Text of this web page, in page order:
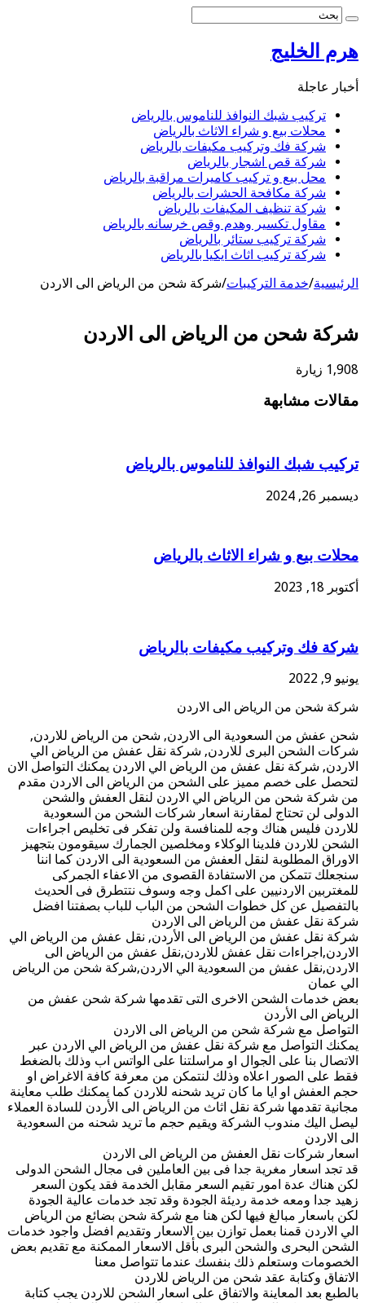
هرم الخليج
أخبار عاجلة
تركيب شبك النوافذ للناموس بالرياض
محلات بيع و شراء الاثاث بالرياض
شركة فك وتركيب مكيفات بالرياض
شركة قص اشجار بالرياض
محل بيع و تركيب كاميرات مراقبة بالرياض
شركة مكافحة الحشرات بالرياض
شركة تنظيف المكيفات بالرياض
مقاول تكسير وهدم وقص خرسانه بالرياض
شركة تركيب ستائر بالرياض
شركة تركيب اثاث ايكيا بالرياض
الرئيسية/خدمة التركيبات/شركة شحن من الرياض الى الاردن
شركة شحن من الرياض الى الاردن
1,908 زيارة
مقالات مشابهة
تركيب شبك النوافذ للناموس بالرياض
ديسمبر 26, 2024
محلات بيع و شراء الاثاث بالرياض
أكتوبر 18, 2023
شركة فك وتركيب مكيفات بالرياض
يونيو 9, 2022
شركة شحن من الرياض الى الاردن
شحن عفش من السعودية الى الاردن, شحن من الرياض للاردن,
شركات الشحن البرى للاردن, شركة نقل عفش من الرياض الي
الاردن, شركة نقل عفش من الرياض الي الاردن يمكنك التواصل الان
لتحصل على خصم مميز على الشحن من الرياض الى الاردن مقدم
من شركة شحن من الرياض الي الاردن لنقل العفش والشحن
الدولى لن تحتاج لمقارنة اسعار شركات الشحن من السعودية
للاردن فليس هناك وجه للمنافسة ولن تفكر فى تخليص اجراءات
الشحن للاردن فلدينا الوكلاء ومخلصين الجمارك سيقومون بتجهيز
الاوراق المطلوبة لنقل العفش من السعودية الى الاردن كما اننا
سنجعلك تتمكن من الاستفادة القصوى من الاعفاء الجمركى
للمغتربين الاردنيين على اكمل وجه وسوف نتتطرق فى الحديث
بالتفصيل عن كل خطوات الشحن من الباب للباب بصفتنا افضل
شركة نقل عفش من الرياض الى الاردن
شركة نقل عفش من الرياض الى الأردن, نقل عفش من الرياض الي
الاردن,اجراءات نقل عفش للاردن,نقل عفش من الرياض الى
الاردن,نقل عفش من السعودية الي الاردن,شركة شحن من الرياض
الي عمان
بعض خدمات الشحن الاخرى التى تقدمها شركة شحن عفش من
الرياض الى الأردن
التواصل مع شركة شحن من الرياض الى الاردن
يمكنك التواصل مع شركة نقل عفش من الرياض الي الاردن عبر
الاتصال بنا على الجوال او مراسلتنا على الواتس اب وذلك بالضغط
فقط على الصور اعلاه وذلك لنتمكن من معرفة كافة الاغراض او
حجم العفش او ايا ما كان تريد شحنه للاردن كما يمكنك طلب معاينة
مجانية تقدمها شركة نقل اثاث من الرياض الى الأردن للسادة العملاء
ليصل اليك مندوب الشركة ويقيم حجم ما تريد شحنه من السعودية
الى الاردن
اسعار شركات نقل العفش من الرياض الى الاردن
قد تجد اسعار مغرية جدا فى بين العاملين فى مجال الشحن الدولى
لكن هناك عدة امور تقيم السعر مقابل الخدمة فقد يكون السعر
زهيد جدا ومعه خدمة رديئة الجودة وقد تجد خدمات عالية الجودة
لكن باسعار مبالغ فيها لكن هنا مع شركة شحن بضائع من الرياض
الي الاردن قمنا بعمل توازن بين الاسعار وتقديم افضل واجود خدمات
الشحن البحرى والشحن البرى بأقل الاسعار الممكنة مع تقديم بعض
الخصومات وستعلم ذلك بنفسك عندما تتواصل معنا
الاتفاق وكتابة عقد شحن من الرياض للاردن
بالطبع بعد المعاينة والاتفاق على اسعار الشحن للاردن يجب كتابة